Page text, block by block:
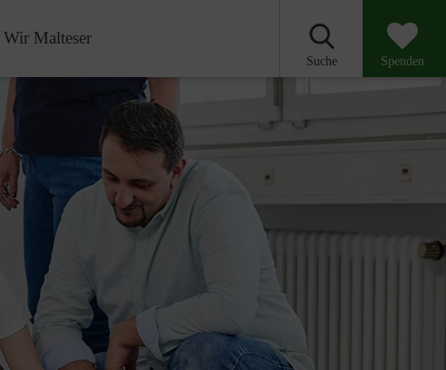
Wir Malteser
Suche Spenden